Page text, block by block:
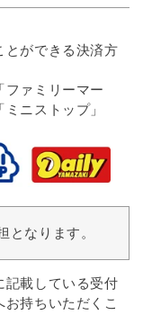
とができる決済方
ファミリーマー
ニストップ」
となります。
記載している受付
持ちいただくこ